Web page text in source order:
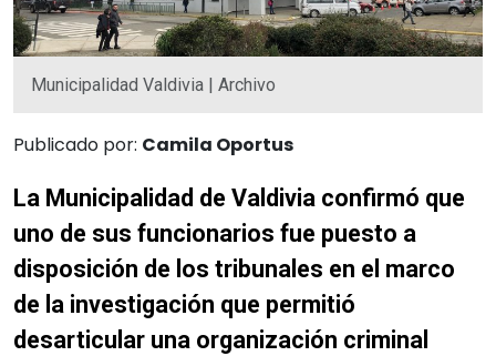
Municipalidad Valdivia | Archivo
Publicado por: Camila Oportus
La Municipalidad de Valdivia confirmó que
uno de sus funcionarios fue puesto a
disposición de los tribunales en el marco
de la investigación que permitió
desarticular una organización criminal